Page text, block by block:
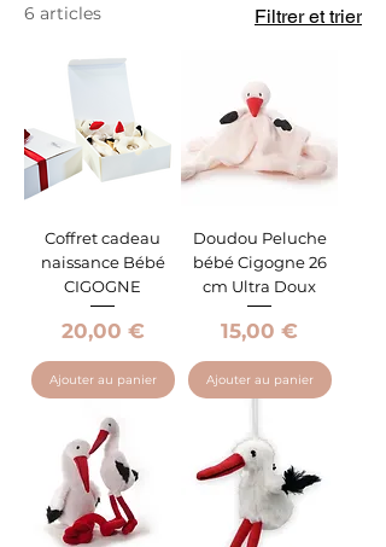
6 articles Filtrer et trier
Coffret cadeau
naissance Bébé
CIGOGNE
Prix
20,00 €
Ajouter au panier
Doudou Peluche
bébé Cigogne 26
cm Ultra Doux
Prix
15,00 €
Ajouter au panier